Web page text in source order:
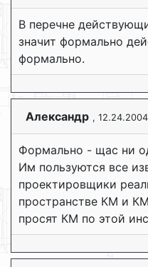
В перечне
значит формально
формально.
Александр ,
Формально - щас ни
Им пользуются все
проектировщики
пространстве КМ и
просят КМ по этой